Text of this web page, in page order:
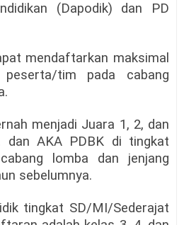
(Dapodik) dan PD
mendaftarkan maksimal
tim pada cabang
menjadi Juara 1, 2, dan
dan AKA PDBK di tingkat
lomba dan jenjang
sebelumnya.
tingkat SD/MI/Sederajat